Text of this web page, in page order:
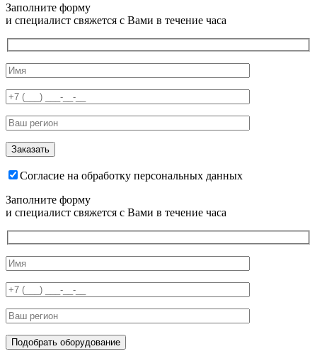
Заполните форму
и специалист свяжется с Вами в течение часа
Согласие на обработку персональных данных
Заполните форму
и специалист свяжется с Вами в течение часа